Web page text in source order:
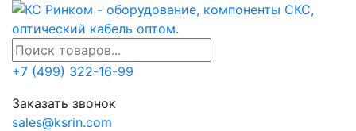
+7 (499) 322-16-99
Заказать звонок
sales@ksrin.com